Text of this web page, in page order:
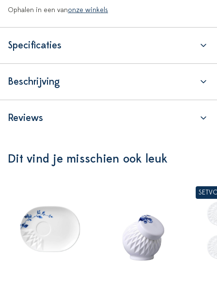
Ophalen in een vanonze winkels
Specificaties
Beschrijving
Reviews
Dit vind je misschien ook leuk